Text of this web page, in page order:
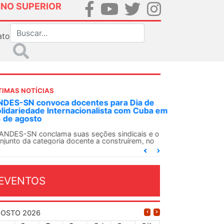
SUPERIOR
NOTÍCIAS
SN convoca docentes para Dia de
Internacionalista com Cuba em
de agosto
SN conclama suas seções sindicais e o
da categoria docente a construírem, no